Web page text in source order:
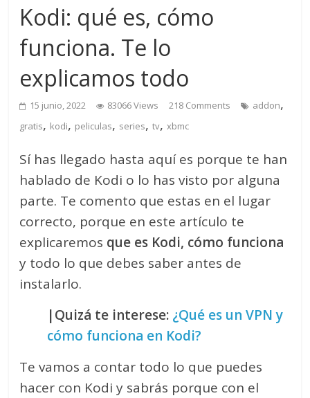
Kodi: qué es, cómo
funciona. Te lo
explicamos todo
15 junio, 2022 83066 Views 218 Comments addon,
gratis, kodi, peliculas, series,tv,xbmc
Sí has llegado hasta aquí es porque te han
hablado de Kodi o lo has visto por alguna
parte. Te comento que estas en el lugar
correcto, porque en este artículo te
explicaremos que es Kodi, cómo funciona
y todo lo que debes saber antes de
instalarlo.
|Quizá te interese: ¿Qué es un VPN y
cómo funciona en Kodi?
Te vamos a contar todo lo que puedes
hacer con Kodi y sabrás porque con el